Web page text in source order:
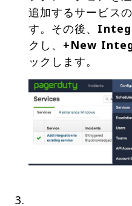
追加するサービス
す。その後、
クし、 +New